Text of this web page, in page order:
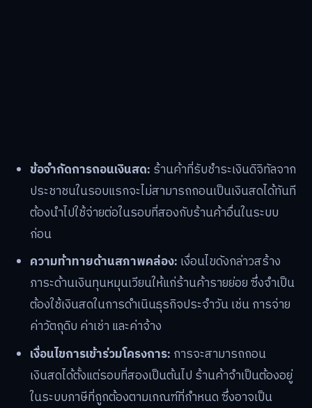
ข้อจำกัดการถอนเงินสด: ร้านค้าที่รับชำระเงินดิจิทัลจาก
ประชาชนในรอบแรกจะไม่สามารถถอนเป็นเงินสดได้ทันที
ต้องนำไปใช้จ่ายต่อในรอบที่สองกับร้านค้าอื่นในระบบ
ก่อน
ความท้าทายด้านสภาพคล่อง: เงื่อนไขดังกล่าวสร้าง
ภาระด้านเงินทุนหมุนเวียนให้แก่ร้านค้ารายย่อย ซึ่งจำเป็น
ต้องใช้เงินสดในการดำเนินธุรกิจประจำวัน เช่น การจ่าย
ค่าวัตถุดิบ ค่าเช่า และค่าจ้าง
เงื่อนไขการเข้าร่วมโครงการ: การจะสามารถถอน
เงินสดได้ตั้งแต่รอบที่สองเป็นต้นไป ร้านค้าจำเป็นต้องอยู่
ในระบบภาษีที่ถูกต้องตามเกณฑ์ที่กำหนด ซึ่งอาจเป็น